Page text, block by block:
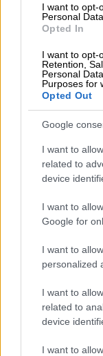
I want to opt-
Personal
Opted In
I want to opt-
Retention,
Personal
Purposes for
Opted Out
Google
I want to
related to
device
I want to
Google for
I want to
personalized
I want to
related to
device
I want to
Πέιτζ, Τομ
Ρόμπερτ
Γκάλαγκερ,
Μπλάιζ, ενώ
αναλαμβάνει
Τον ρόλο
παραγωγής
συνεργασία
Bluegrass
και τον Κιθ
Horse
παραγωγής
Netflix
trailer και
ακολουθεί
comic.